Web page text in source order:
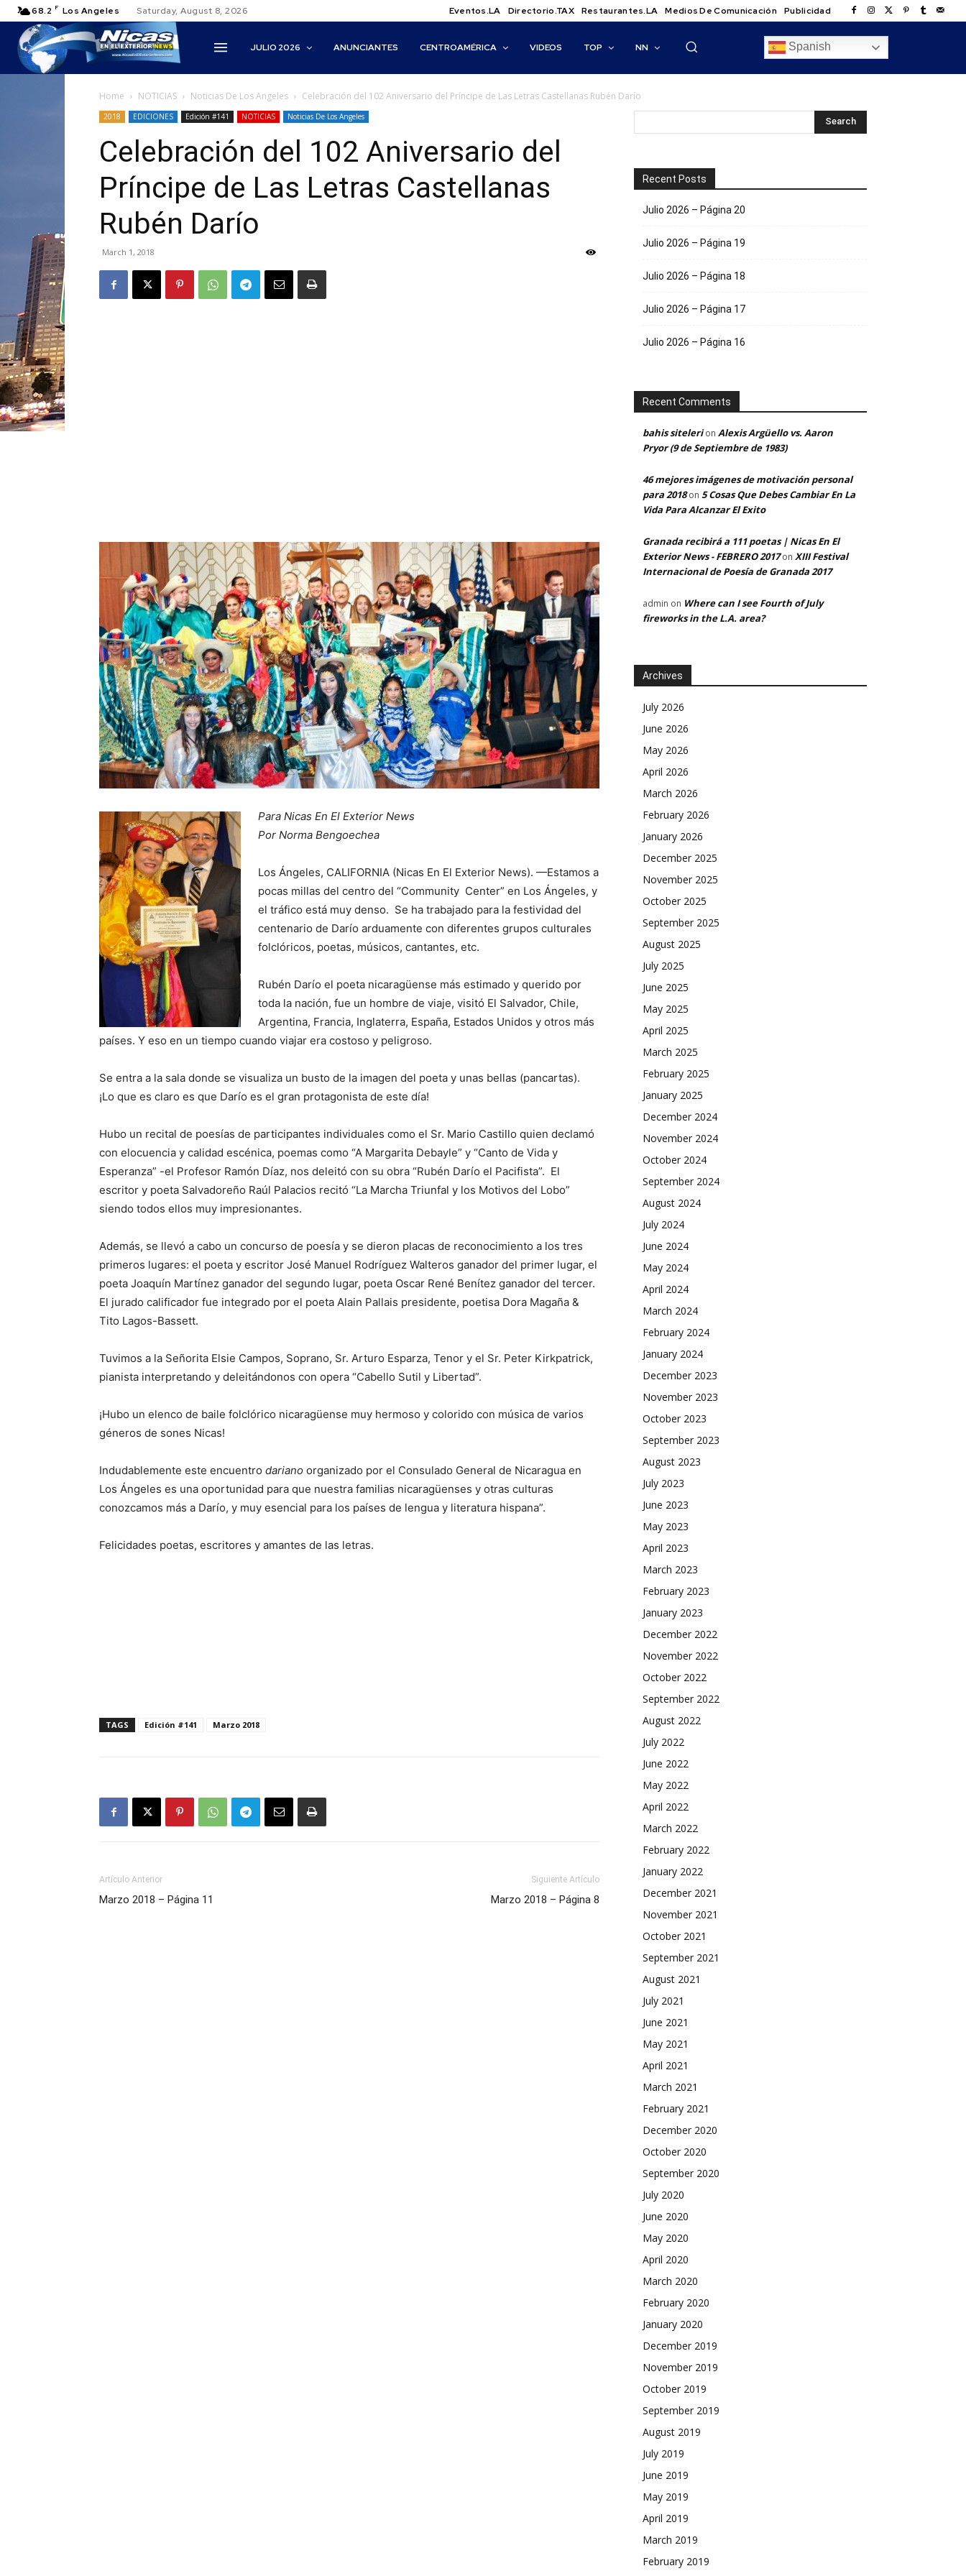
68.2 F Los Angeles Saturday, August 8, 2026 Eventos.LA Directorio.TAX Restaurantes.LA Medios De Comunicación Publicidad
JULIO 2026 ANUNCIANTES CENTROAMÉRICA VIDEOS TOP NN
Home NOTICIAS Noticias De Los Angeles Celebración del 102 Aniversario del Príncipe de Las Letras Castellanas Rubén Darío
2018 EDICIONES Edición #141 NOTICIAS Noticias De Los Angeles
Celebración del 102 Aniversario del
Príncipe de Las Letras Castellanas
Rubén Darío
March 1, 2018
Para Nicas En El Exterior News
Por Norma Bengoechea
Los Ángeles, CALIFORNIA (Nicas En El Exterior News). —Estamos a
pocas millas del centro del “Community Center” en Los Ángeles, y
el tráfico está muy denso. Se ha trabajado para la festividad del
centenario de Darío arduamente con diferentes grupos culturales
folclóricos, poetas, músicos, cantantes, etc.
Rubén Darío el poeta nicaragüense más estimado y querido por
toda la nación, fue un hombre de viaje, visitó El Salvador, Chile,
Argentina, Francia, Inglaterra, España, Estados Unidos y otros más
países. Y eso en un tiempo cuando viajar era costoso y peligroso.
Se entra a la sala donde se visualiza un busto de la imagen del poeta y unas bellas (pancartas).
¡Lo que es claro es que Darío es el gran protagonista de este día!
Hubo un recital de poesías de participantes individuales como el Sr. Mario Castillo quien declamó
con elocuencia y calidad escénica, poemas como “A Margarita Debayle” y “Canto de Vida y
Esperanza” -el Profesor Ramón Díaz, nos deleitó con su obra “Rubén Darío el Pacifista”. El
escritor y poeta Salvadoreño Raúl Palacios recitó “La Marcha Triunfal y los Motivos del Lobo”
siendo todos ellos muy impresionantes.
Además, se llevó a cabo un concurso de poesía y se dieron placas de reconocimiento a los tres
primeros lugares: el poeta y escritor José Manuel Rodríguez Walteros ganador del primer lugar, el
poeta Joaquín Martínez ganador del segundo lugar, poeta Oscar René Benítez ganador del tercer.
El jurado calificador fue integrado por el poeta Alain Pallais presidente, poetisa Dora Magaña &
Tito Lagos-Bassett.
Tuvimos a la Señorita Elsie Campos, Soprano, Sr. Arturo Esparza, Tenor y el Sr. Peter Kirkpatrick,
pianista interpretando y deleitándonos con opera “Cabello Sutil y Libertad”.
¡Hubo un elenco de baile folclórico nicaragüense muy hermoso y colorido con música de varios
géneros de sones Nicas!
Indudablemente este encuentro dariano organizado por el Consulado General de Nicaragua en
Los Ángeles es una oportunidad para que nuestra familias nicaragüenses y otras culturas
conozcamos más a Darío, y muy esencial para los países de lengua y literatura hispana”.
Felicidades poetas, escritores y amantes de las letras.
TAGS Edición #141 Marzo 2018
Artículo Anterior
Marzo 2018 – Página 11
Siguiente Artículo
Marzo 2018 – Página 8
Recent Posts
Julio 2026 – Página 20
Julio 2026 – Página 19
Julio 2026 – Página 18
Julio 2026 – Página 17
Julio 2026 – Página 16
Recent Comments
bahis sitelerion Alexis Argüello vs. Aaron
Pryor (9 de Septiembre de 1983)
46 mejores imágenes de motivación personal
para 2018on 5 Cosas Que Debes Cambiar En La
Vida Para Alcanzar El Exito
Granada recibirá a 111 poetas | Nicas En El
Exterior News - FEBRERO 2017on XIII Festival
Internacional de Poesía de Granada 2017
admin on Where can I see Fourth of July
fireworks in the L.A. area?
Archives
July 2026
June 2026
May 2026
April 2026
March 2026
February 2026
January 2026
December 2025
November 2025
October 2025
September 2025
August 2025
July 2025
June 2025
May 2025
April 2025
March 2025
February 2025
January 2025
December 2024
November 2024
October 2024
September 2024
August 2024
July 2024
June 2024
May 2024
April 2024
March 2024
February 2024
January 2024
December 2023
November 2023
October 2023
September 2023
August 2023
July 2023
June 2023
May 2023
April 2023
March 2023
February 2023
January 2023
December 2022
November 2022
October 2022
September 2022
August 2022
July 2022
June 2022
May 2022
April 2022
March 2022
February 2022
January 2022
December 2021
November 2021
October 2021
September 2021
August 2021
July 2021
June 2021
May 2021
April 2021
March 2021
February 2021
December 2020
October 2020
September 2020
July 2020
June 2020
May 2020
April 2020
March 2020
February 2020
January 2020
December 2019
November 2019
October 2019
September 2019
August 2019
July 2019
June 2019
May 2019
April 2019
March 2019
February 2019
Spanish